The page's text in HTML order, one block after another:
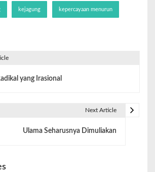
kejagung kepercayaan menurun
yang Irasional
Next Article
Ulama Seharusnya Dimuliakan